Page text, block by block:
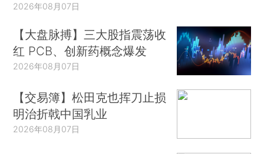
2026年08月07日
【大盘脉搏】三大股指震荡收
红 PCB、创新药概念爆发
2026年08月07日
【交易簿】松田克也挥刀止损
明治折戟中国乳业
2026年08月07日